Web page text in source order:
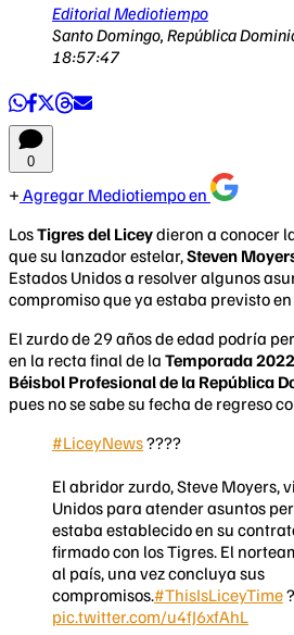
Editorial Mediotiempo
Santo Domingo, República
18:57:47
0
Agregar Mediotiempo en
LosTigres del Liceydieron a conocer
que su lanzador estelar,Steven
Estados Unidos a resolver algunos
compromiso que ya estaba previsto
El zurdo de 29 años de edad podría
en la recta final de la Temporada
Béisbol Profesional de la República
pues no se sabe su fecha de regreso
#LiceyNews????
El abridor zurdo, Steve Moyers,
Unidos para atender asuntos
estaba establecido en su
firmado con los Tigres. El
al país, una vez concluya sus
compromisos.#ThisIsLiceyTime
pic.twitter.com/u4fJ6xfAhL